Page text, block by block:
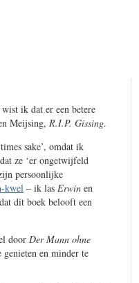
ik dat er een betere
Meijsing, R.I.P. Gissing.
sake’, omdat ik
ze ‘er ongetwijfeld
persoonlijke
kwel – ik las Erwin en
dit boek belooft een
door Der Mann ohne
en minder te